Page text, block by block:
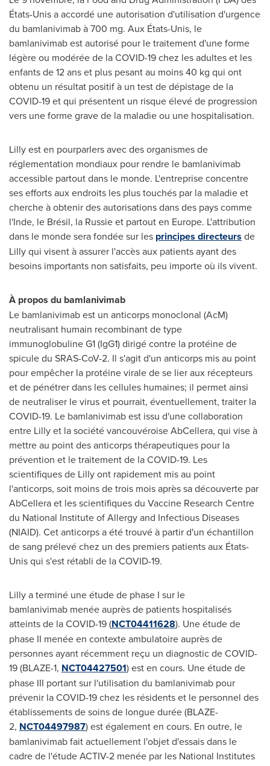
États-Unis a accordé une autorisation d'utilisation d'urgence
du bamlanivimab à 700 mg. Aux États-Unis, le
bamlanivimab est autorisé pour le traitement d'une forme
légère ou modérée de la COVID-19 chez les adultes et les
enfants de 12 ans et plus pesant au moins 40 kg qui ont
obtenu un résultat positif à un test de dépistage de la
COVID-19 et qui présentent un risque élevé de progression
vers une forme grave de la maladie ou une hospitalisation.
Lilly est en pourparlers avec des organismes de
réglementation mondiaux pour rendre le bamlanivimab
accessible partout dans le monde. L'entreprise concentre
ses efforts aux endroits les plus touchés par la maladie et
cherche à obtenir des autorisations dans des pays comme
l'Inde, le Brésil, la Russie et partout en Europe. L'attribution
dans le monde sera fondée sur les principes directeurs de
Lilly qui visent à assurer l'accès aux patients ayant des
besoins importants non satisfaits, peu importe où ils vivent.
À propos du bamlanivimab
Le bamlanivimab est un anticorps monoclonal (AcM)
neutralisant humain recombinant de type
immunoglobuline G1 (IgG1) dirigé contre la protéine de
spicule du SRAS-CoV-2. Il s'agit d'un anticorps mis au point
pour empêcher la protéine virale de se lier aux récepteurs
et de pénétrer dans les cellules humaines; il permet ainsi
de neutraliser le virus et pourrait, éventuellement, traiter la
COVID-19. Le bamlanivimab est issu d'une collaboration
entre Lilly et la société vancouvéroise AbCellera, qui vise à
mettre au point des anticorps thérapeutiques pour la
prévention et le traitement de la COVID-19. Les
scientifiques de Lilly ont rapidement mis au point
l'anticorps, soit moins de trois mois après sa découverte par
AbCellera et les scientifiques du Vaccine Research Centre
du National Institute of Allergy and Infectious Diseases
(NIAID). Cet anticorps a été trouvé à partir d'un échantillon
de sang prélevé chez un des premiers patients aux États-
Unis qui s'est rétabli de la COVID-19.
Lilly a terminé une étude de phase I sur le
bamlanivimab menée auprès de patients hospitalisés
atteints de la COVID-19 (NCT04411628). Une étude de
phase II menée en contexte ambulatoire auprès de
personnes ayant récemment reçu un diagnostic de COVID-
19 (BLAZE-1, NCT04427501) est en cours. Une étude de
phase III portant sur l'utilisation du bamlanivimab pour
prévenir la COVID-19 chez les résidents et le personnel des
établissements de soins de longue durée (BLAZE-
2, NCT04497987) est également en cours. En outre, le
bamlanivimab fait actuellement l'objet d'essais dans le
cadre de l'étude ACTIV-2 menée par les National Institutes